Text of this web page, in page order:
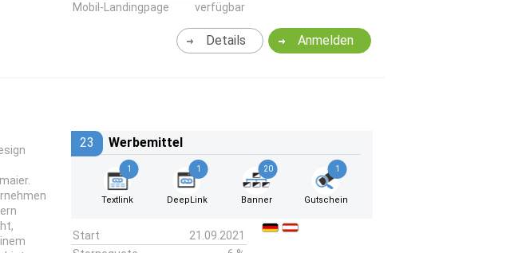
Mobil-Landingpage
verfügbar
Anmelden
Details
23 Werbemittel
1
Textlink
1
DeepLink
20
Banner
1
Gutschein
Start
21.09.2021